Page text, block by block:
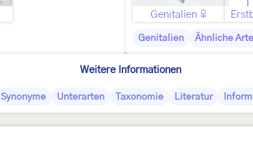
Genitalien ♀
Genitalien Ähnliche
Weitere Informationen
Synonyme Unterarten Taxonomie Literatur